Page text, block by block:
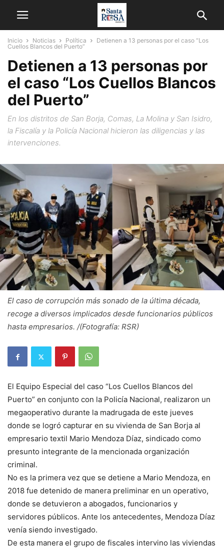
Inicio Noticias Política
Detienen a 13 personas por el caso “Los
Cuellos Blancos del Puerto”
Detienen a 13 personas por
el caso “Los Cuellos Blancos
del Puerto”
En los distritos de San Borja, Comas, La Molina y San Isidro,
la Fiscalía y la Policía Nacional hicieron las diligencias y las
intervenciones.
El caso de corrupción más sonado de la última década,
recoge a diversos implicados desde funcionarios públicos
hasta empresarios. /(Fotografía: RSR)
El Equipo Especial del caso “Los Cuellos Blancos del
Puerto” en conjunto con la Policía Nacional, realizaron un
megaoperativo durante la madrugada de este jueves
donde se logró capturar en su vivienda de San Borja al
empresario textil Mario Mendoza Díaz, sindicado como
presunto integrante de la mencionada organización
criminal.
No es la primera vez que se detiene a Mario Mendoza, en
2018 fue detenido de manera preliminar en un operativo,
donde se detuvieron a abogados, funcionarios y
servidores públicos. Ante los antecedentes, Mendoza Díaz
venía siendo investigado.
De esta manera el grupo de fiscales intervino las viviendas